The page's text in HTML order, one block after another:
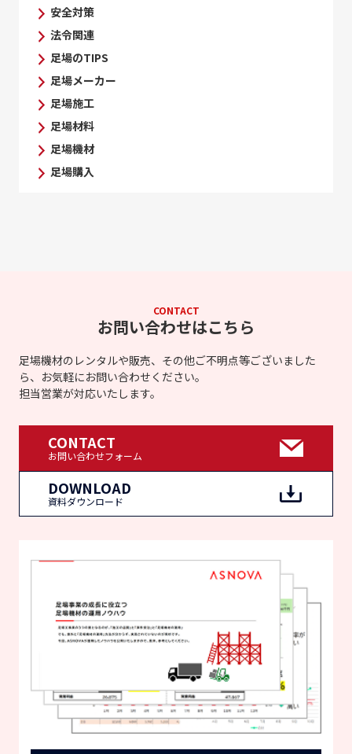
安全対策
法令関連
足場のTIPS
足場メーカー
足場施工
足場材料
足場機材
足場購入
CONTACT
お問い合わせはこちら
足場機材のレンタルや販売、その他ご不明点等ございました
ら、お気軽にお問い合わせください。
担当営業が対応いたします。
DOWNLOAD
資料ダウンロード
CONTACT
お問い合わせフォーム